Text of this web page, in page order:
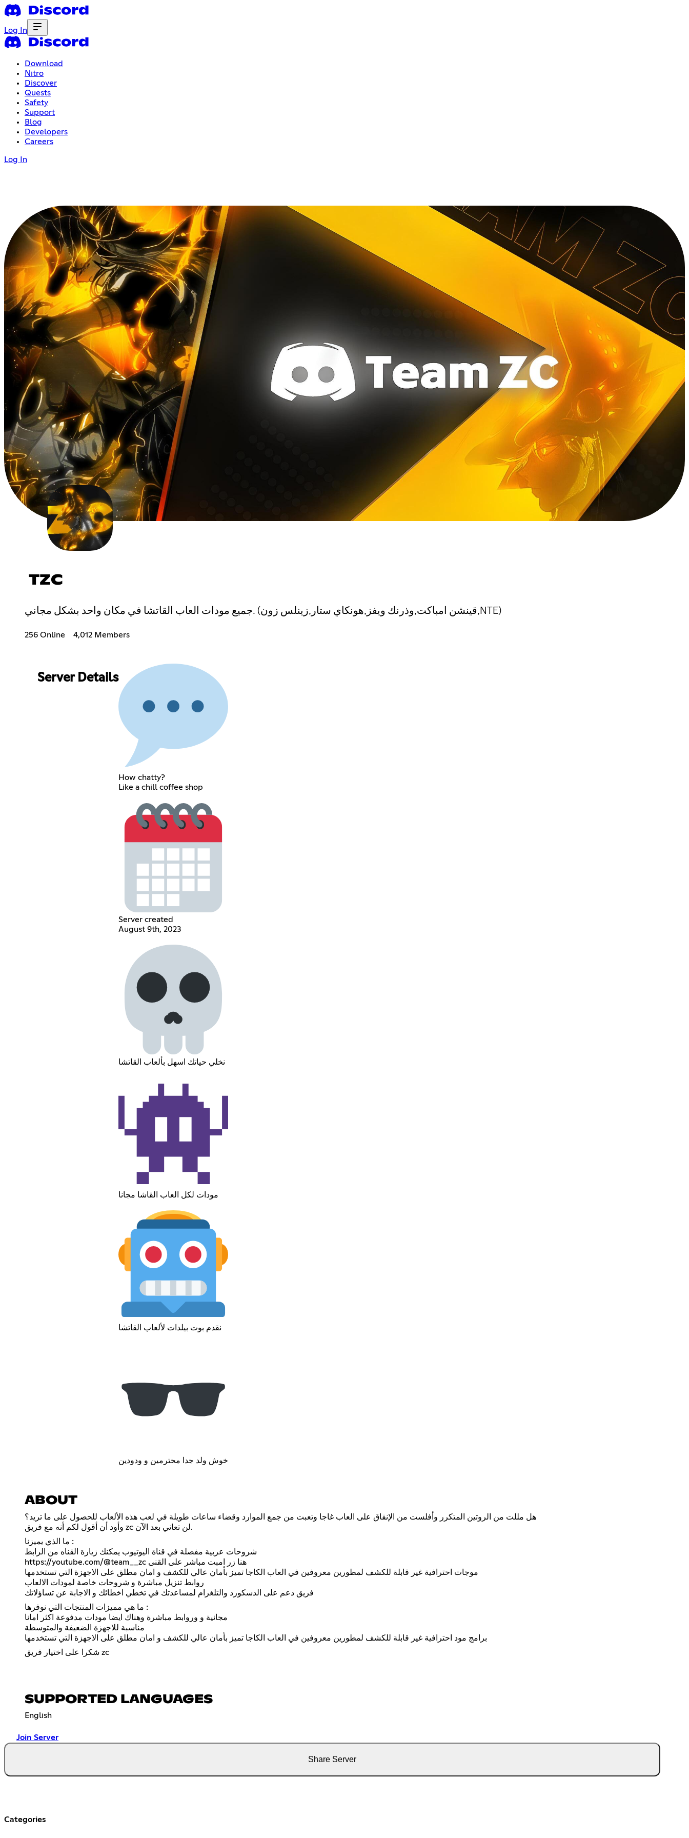
Log In
Download
Nitro
Discover
Quests
Safety
Support
Blog
Developers
Careers
Log In
TZC
جميع مودات العاب القاتشا في مكان واحد بشكل مجاني. (قينشن امباكت,وذرنك ويفز,هونكاي ستار,زينلس زون,NTE)
256 Online 4,012 Members
Server Details
How chatty?
Like a chill coffee shop
Server created
August 9th, 2023
نخلي حياتك اسهل بألعاب القاتشا
مودات لكل العاب القاشا مجانا
نقدم بوت بيلدات لألعاب القاتشا
خوش ولد جدا محترمين و ودودين
ABOUT
هل مللت من الروتين المتكرر وأفلست من الإنفاق على العاب غاجا وتعبت من جمع الموارد وقضاء ساعات طويلة في لعب هذه الألعاب للحصول على ما تريد؟
وأود أن أقول لكم أنه مع فريق zc لن تعاني بعد الآن.
ما الذي يميزنا :
https://youtube.com/@team__zc
موجات احترافية غير قابلة للكشف لمطورين معروفين في العاب الكاجا تميز بأمان عالي للكشف و امان مطلق على الاجهزة التي تستخدمها
روابط تنزيل مباشرة و شروحات خاصة لمودات الالعاب
فريق دعم على الدسكورد والتلغرام لمساعدتك في تخطي اخطائك و الاجابة عن تساؤلاتك
ما هي مميزات المنتجات التي نوفرها :
مجانية و وروابط مباشرة وهناك ايضا مودات مدفوعة اكثر امانا
مناسبة للاجهزة الضعيفة والمتوسطة
برامج مود احترافية غير قابلة للكشف لمطورين معروفين في العاب الكاجا تميز بأمان عالي للكشف و امان مطلق على الاجهزة التي تستخدمها
شكرا على اختيار فريق zc
SUPPORTED LANGUAGES
English
Join Server
Share Server
Categories